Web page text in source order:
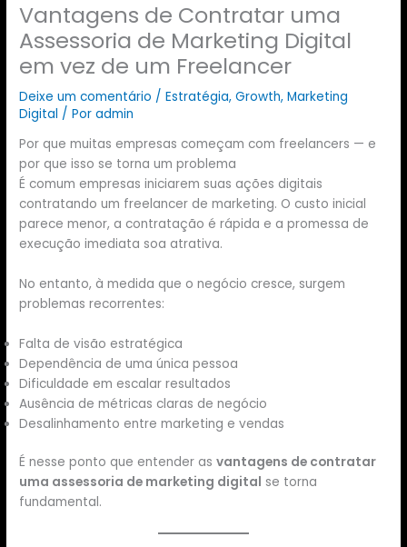
Vantagens de Contratar uma
Assessoria de Marketing Digital
em vez de um Freelancer
Deixe um comentário /Estratégia,Growth,Marketing
Digital / Poradmin
Por que muitas empresas começam com freelancers — e
por que isso se torna um problema
É comum empresas iniciarem suas ações digitais
contratando um freelancer de marketing. O custo inicial
parece menor, a contratação é rápida e a promessa de
execução imediata soa atrativa.
No entanto, à medida que o negócio cresce, surgem
problemas recorrentes:
Falta de visão estratégica
Dependência de uma única pessoa
Dificuldade em escalar resultados
Ausência de métricas claras de negócio
Desalinhamento entre marketing e vendas
É nesse ponto que entender asvantagens de contratar
uma assessoria de marketing digital se torna
fundamental.